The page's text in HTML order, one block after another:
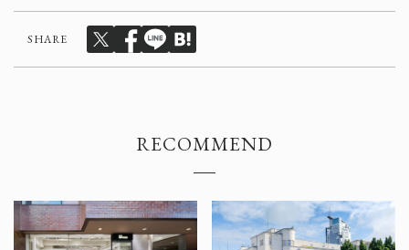
SHARE
RECOMMEND